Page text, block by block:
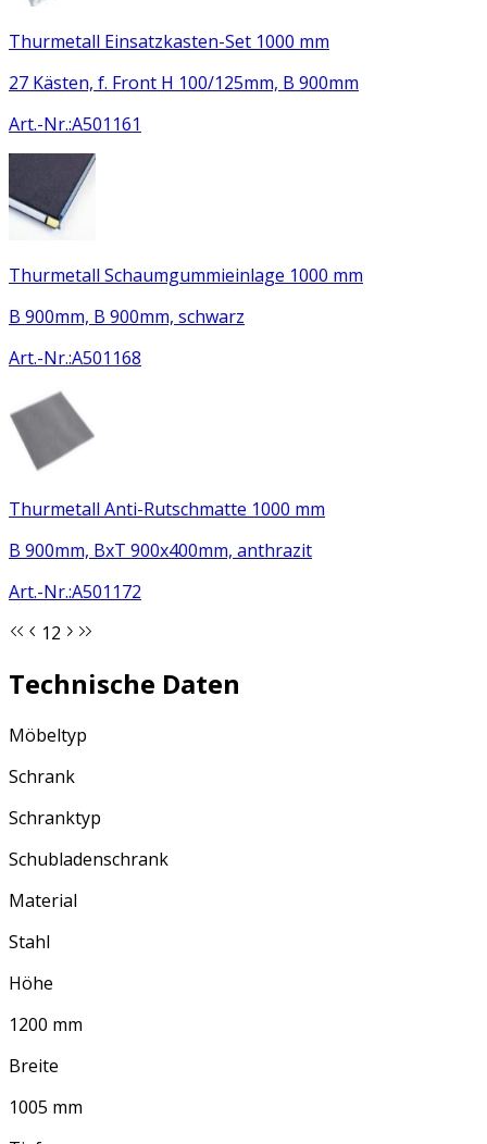
Thurmetall Einsatzkasten-Set 1000 mm
27 Kästen, f. Front H 100/125mm, B 900mm
Art.-Nr.:A501161
Thurmetall Schaumgummieinlage 1000 mm
B 900mm, B 900mm, schwarz
Art.-Nr.:A501168
Thurmetall Anti-Rutschmatte 1000 mm
B 900mm, BxT 900x400mm, anthrazit
Art.-Nr.:A501172
12
Technische Daten
Möbeltyp
Schrank
Schranktyp
Schubladenschrank
Material
Stahl
Höhe
1200 mm
Breite
1005 mm